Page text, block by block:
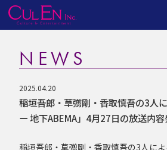
NEWS
2025.04.20
稲垣吾郎・草彅剛・香取慎吾の3人
ー 地下ABEMA」4月27日の放送内容
稲垣吾郎・草彅剛・香取慎吾の3人に